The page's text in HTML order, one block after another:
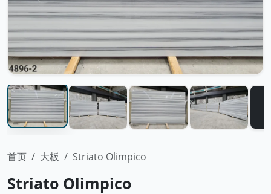
首页 大板 Striato Olimpico
Striato Olimpico